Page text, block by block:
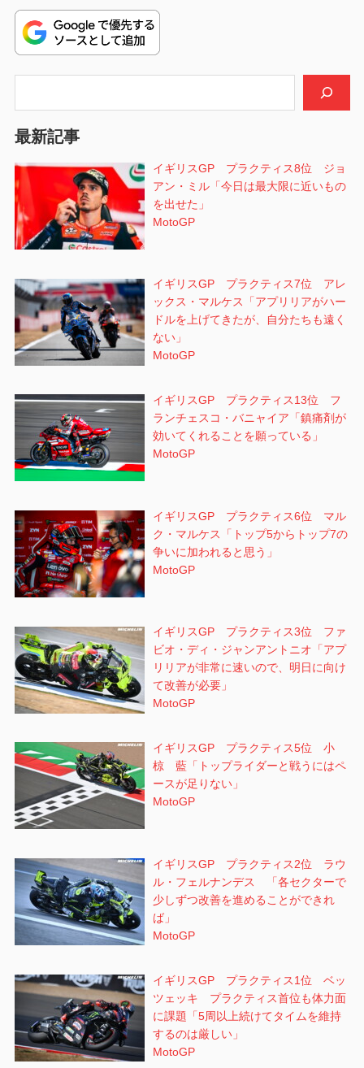
ビ
ゲ
ー
シ
ョ
ン
投
稿:
最新記事
イギリスGP プラクティス8位 ジョ
アン・ミル「今日は最大限に近いもの
を出せた」
MotoGP
イギリスGP プラクティス7位 アレ
ックス・マルケス「アプリリアがハー
ドルを上げてきたが、自分たちも遠く
ない」
MotoGP
イギリスGP プラクティス13位 フ
ランチェスコ・バニャイア「鎮痛剤が
効いてくれることを願っている」
MotoGP
イギリスGP プラクティス6位 マル
ク・マルケス「トップ5からトップ7の
争いに加われると思う」
MotoGP
イギリスGP プラクティス3位 ファ
ビオ・ディ・ジャンアントニオ「アプ
リリアが非常に速いので、明日に向け
て改善が必要」
MotoGP
イギリスGP プラクティス5位 小
椋 藍「トップライダーと戦うにはペ
ースが足りない」
MotoGP
イギリスGP プラクティス2位 ラウ
ル・フェルナンデス 「各セクターで
少しずつ改善を進めることができれ
ば」
MotoGP
イギリスGP プラクティス1位 ベッ
ツェッキ プラクティス首位も体力面
に課題「5周以上続けてタイムを維持
するのは厳しい」
MotoGP